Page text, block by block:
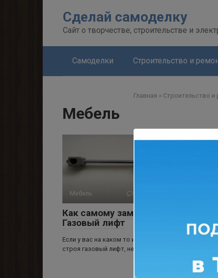
Сделай самоделку
Сайт о творчестве, строительстве и
Самоделки Строительство и
Главная » Строительство и
Мебель
Мебель
Как самому заменить мебельный
Газовый лифт
Если у вас на каком то из шкафчиков вышел из
строя газовый лифт, не